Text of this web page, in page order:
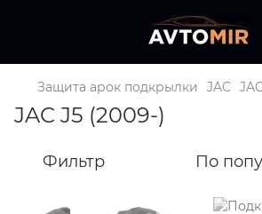
Защита арок подкрылки JAC
JAC J5 (2009-)
Фильтр По